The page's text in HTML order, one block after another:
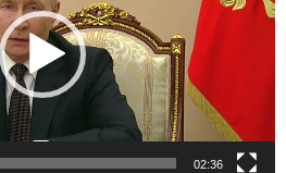
02:36